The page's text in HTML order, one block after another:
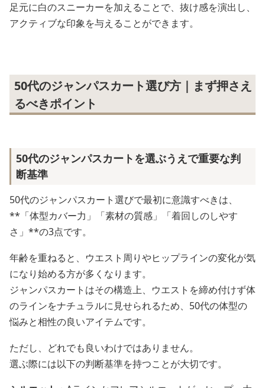
足元に白のスニーカーを加えることで、抜け感を演出し、
アクティブな印象を与えることができます。
50代のジャンパスカート選び方｜まず押さえ
るべきポイント
50代のジャンパスカートを選ぶうえで重要な判
断基準
50代のジャンパスカート選びで最初に意識すべきは、
**「体型カバー力」「素材の質感」「着回しのしやす
さ」**の3点です。
年齢を重ねると、ウエスト周りやヒップラインの変化が気
になり始める方が多くなります。
ジャンパスカートはその構造上、ウエストを締め付けず体
のラインをナチュラルに見せられるため、50代の体型の
悩みと相性の良いアイテムです。
ただし、どれでも良いわけではありません。
選ぶ際には以下の判断基準を持つことが大切です。